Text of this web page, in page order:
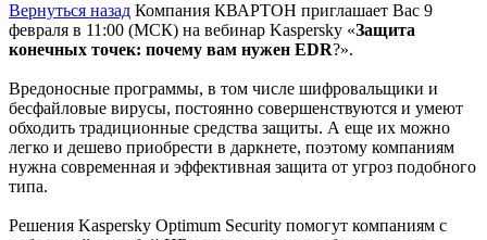
Вернуться назад Компания КВАРТОН приглашает Вас 9
февраля в 11:00 (МСК) на вебинар Kaspersky «Защита
конечных точек: почему вам нужен EDR?».
Вредоносные программы, в том числе шифровальщики и
бесфайловые вирусы, постоянно совершенствуются и умеют
обходить традиционные средства защиты. А еще их можно
легко и дешево приобрести в даркнете, поэтому компаниям
нужна современная и эффективная защита от угроз подобного
типа.
Решения Kaspersky Optimum Security помогут компаниям с